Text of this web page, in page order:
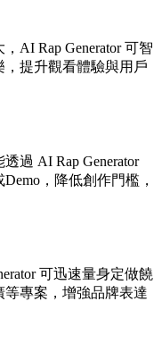
AI Rap Generator 可智
提升觀看體驗與用戶
過 AI Rap Generator
，降低創作門檻，
可迅速量身定做饒
專案，增強品牌表達